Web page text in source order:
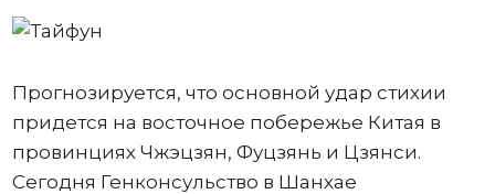
Прогнозируется, что основной удар стихии
придется на восточное побережье Китая в
провинциях Чжэцзян, Фуцзянь и Цзянси.
Сегодня Генконсульство в Шанхае